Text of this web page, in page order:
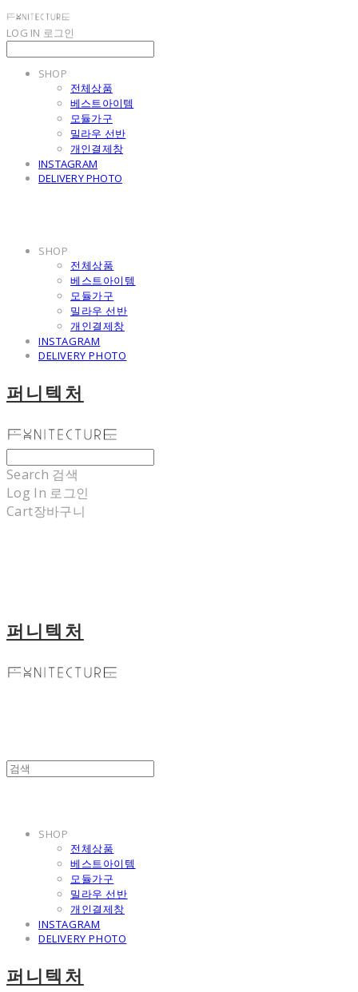
LOG IN 로그인
SHOP
전체상품
베스트아이템
모듈가구
밀라우 선반
개인결제창
INSTAGRAM
DELIVERY PHOTO
SHOP
전체상품
베스트아이템
모듈가구
밀라우 선반
개인결제창
INSTAGRAM
DELIVERY PHOTO
퍼니텍처
Search 검색
Log In 로그인
Cart장바구니
퍼니텍처
SHOP
전체상품
베스트아이템
모듈가구
밀라우 선반
개인결제창
INSTAGRAM
DELIVERY PHOTO
퍼니텍처